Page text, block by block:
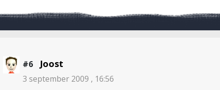
#6 Joost
3 september 2009 , 16:56